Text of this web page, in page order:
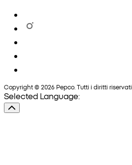
Copyright © 2026 Pepco. Tutti i diritti riservati.
Selected Language: